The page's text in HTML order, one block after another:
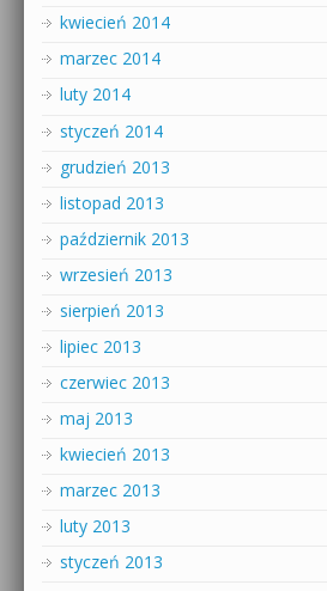
kwiecień 2014
marzec 2014
luty 2014
styczeń 2014
grudzień 2013
listopad 2013
październik 2013
wrzesień 2013
sierpień 2013
lipiec 2013
czerwiec 2013
maj 2013
kwiecień 2013
marzec 2013
luty 2013
styczeń 2013